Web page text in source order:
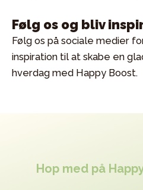
Følg os og bliv
Følg os på sociale medier
inspiration til at skabe en
hverdag med Happy Boost.
Hop med på